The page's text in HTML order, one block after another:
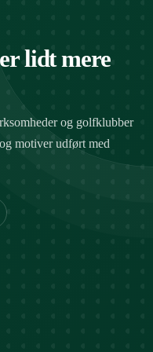
lidt mere
og golfklubber
motiver udført med